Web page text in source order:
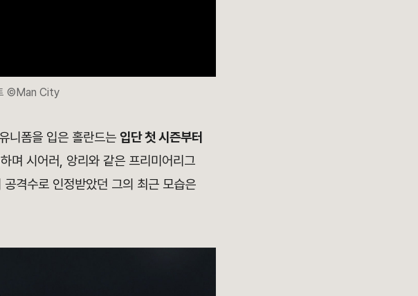
©Man City
니폼을 입은 홀란드는 입단 첫 시즌부터
며 시어러, 앙리와 같은 프리미어리그
격수로 인정받았던 그의 최근 모습은